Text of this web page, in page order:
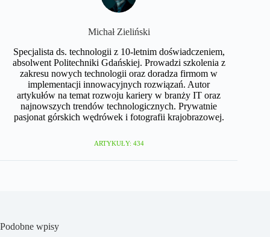
Michał Zieliński
Specjalista ds. technologii z 10-letnim doświadczeniem,
absolwent Politechniki Gdańskiej. Prowadzi szkolenia z
zakresu nowych technologii oraz doradza firmom w
implementacji innowacyjnych rozwiązań. Autor
artykułów na temat rozwoju kariery w branży IT oraz
najnowszych trendów technologicznych. Prywatnie
pasjonat górskich wędrówek i fotografii krajobrazowej.
ARTYKUŁY: 434
Podobne wpisy